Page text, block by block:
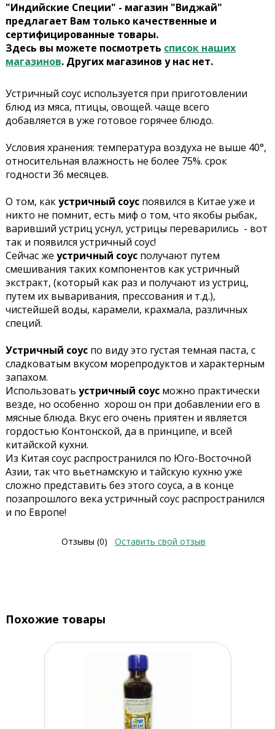
"Индийские Специи" - магазин "Виджай"
предлагает Вам только качественные и
сертифицированные товары.
Здесь вы можете посмотреть список наших
магазинов. Других магазинов у нас нет.
Устричный соус используется при приготовлении
блюд из мяса, птицы, овощей. чаще всего
добавляется в уже готовое горячее блюдо.
Условия хранения: температура воздуха не выше 40°,
относительная влажность не более 75%. срок
годности 36 месяцев.
О том, какустричный соуспоявился в Китае уже и
никто не помнит, есть миф о том, что якобы рыбак,
варивший устриц уснул, устрицы переварились - вот
так и появился устричный соус!
Сейчас же устричный соусполучают путем
смешивания таких компонентов как устричный
экстракт, (который как раз и получают из устриц,
путем их вываривания, прессования и т.д.),
чистейшей воды, карамели, крахмала, различных
специй.
Устричный соус по виду это густая темная паста, с
сладковатым вкусом морепродуктов и характерным
запахом.
Использовать устричный соус можно практически
везде, но особенно хорош он при добавлении его в
мясные блюда. Вкус его очень приятен и является
гордостью Контонской, да в принципе, и всей
китайской кухни.
Из Китая соус распространился по Юго-Восточной
Азии, так что вьетнамскую и тайскую кухню уже
сложно представить без этого соуса, а в конце
позапрошлого века устричный соус распространился
и по Европе!
Отзывы (0) Оставить свой отзыв
Похожие товары